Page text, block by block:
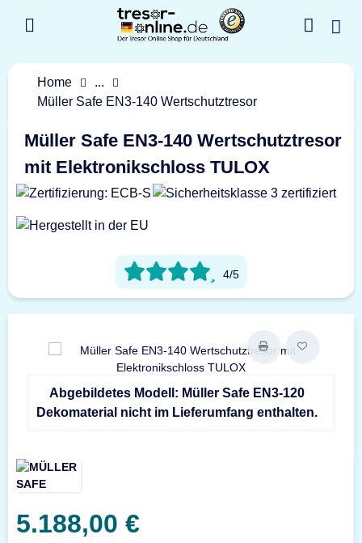
Home
...
Müller Safe EN3-140 Wertschutztresor
Müller Safe EN3-140 Wertschutztresor
mit Elektronikschloss TULOX
4/5
Abgebildetes Modell: Müller Safe EN3-120
Dekomaterial nicht im Lieferumfang enthalten.
5.188,00 €